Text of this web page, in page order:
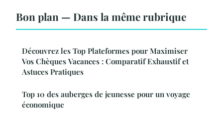
Bon plan — Dans la même rubrique
Découvrez les Top Plateformes pour Maximiser
Vos Chèques Vacances : Comparatif Exhaustif et
Astuces Pratiques
Top 10 des auberges de jeunesse pour un voyage
économique